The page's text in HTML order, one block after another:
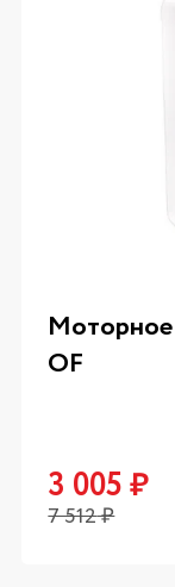
OF
3 005₽
7 512₽